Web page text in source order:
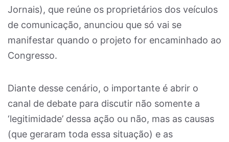
Jornais), que reúne os proprietários dos veículos
de comunicação, anunciou que só vai se
manifestar quando o projeto for encaminhado ao
Congresso.
Diante desse cenário, o importante é abrir o
canal de debate para discutir não somente a
‘legitimidade’ dessa ação ou não, mas as causas
(que geraram toda essa situação) e as